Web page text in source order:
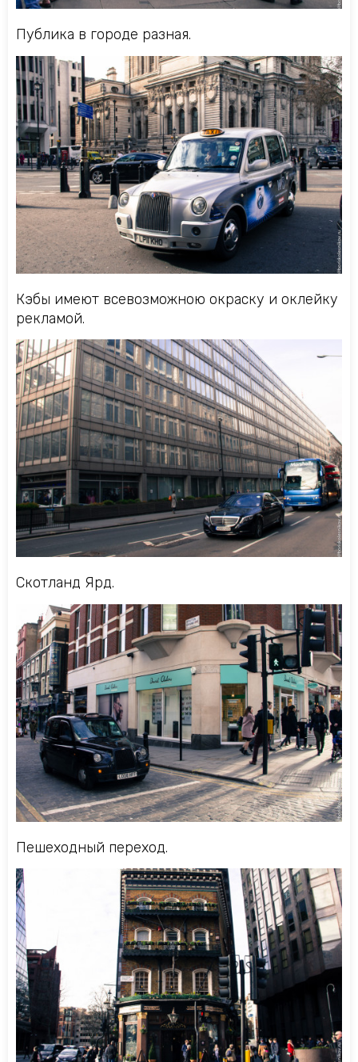
Публика в городе разная.
Кэбы имеют всевозможною окраску и оклейку
рекламой.
Скотланд Ярд.
Пешеходный переход.